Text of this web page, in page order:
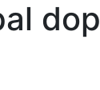
dop